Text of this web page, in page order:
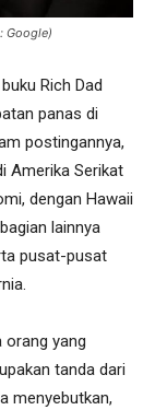
Google)
Rich Dad
panas di
postingannya,
Amerika Serikat
dengan Hawaii
lainnya
pusat-pusat
orang yang
tanda dari
menyebutkan,